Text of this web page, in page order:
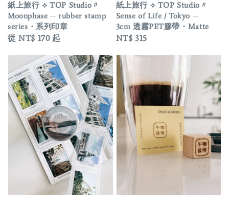
紙上旅行 ⟡ TOP Studio〃
Moonphase ─ rubber stamp
series・系列印章
Regular
從NT$ 170起
紙上旅行 ⟡ TOP Studio〃
Sense of Life / Tokyo ─
3cm 透霧PET膠帶・Matte
Regular
NT$ 315